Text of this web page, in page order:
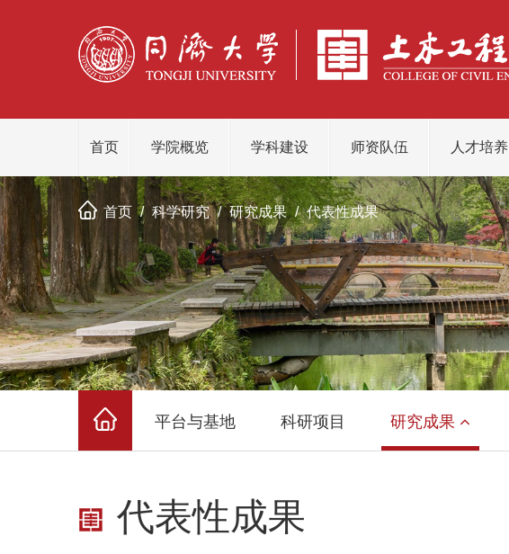
首页 学院概览 学科建设 师资队伍 人才培养
首页 / 科学研究 / 研究成果 / 代表性成果
平台与基地 科研项目 研究成果
代表性成果